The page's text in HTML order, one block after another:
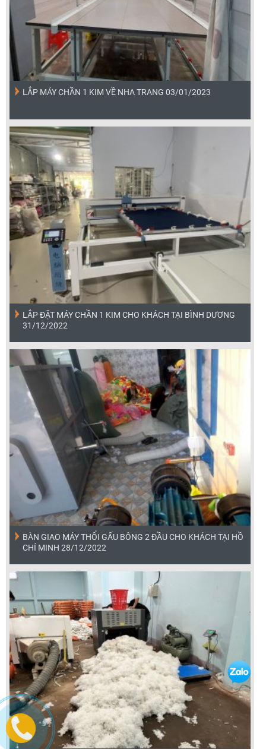
LẮP MÁY CHẦN 1 KIM VỀ NHA TRANG 03/01/2023
LẮP ĐẶT MÁY CHẦN 1 KIM CHO KHÁCH TẠI BÌNH DƯƠNG
31/12/2022
BÀN GIAO MÁY THỔI GẤU BÔNG 2 ĐẦU CHO KHÁCH TẠI HỒ
CHÍ MINH 28/12/2022